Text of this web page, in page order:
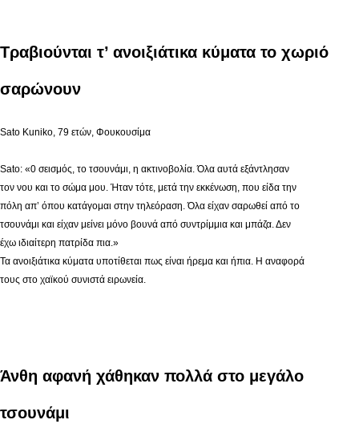
Τραβιούνται τ’ ανοιξιάτικα κύματα το χωριό
σαρώνουν
Sato Kuniko, 79 ετών, Φουκουσίμα
Sato: «0 σεισμός, το τσουνάμι, η ακτινοβολία. Όλα αυτά εξάντλησαν
τον νου και το σώμα μου. Ήταν τότε, μετά την εκκένωση, που είδα την
πόλη απ’ όπου κατάγομαι στην τηλεόραση. Όλα είχαν σαρωθεί από το
τσουνάμι και είχαν μείνει μόνο βουνά από συντρίμμια και μπάζα. Δεν
έχω ιδιαίτερη πατρίδα πια.»
Τα ανοιξιάτικα κύματα υποτίθεται πως είναι ήρεμα και ήπια. Η αναφορά
τους στο χαϊκού συνιστά ειρωνεία.
Άνθη αφανή χάθηκαν πολλά στο μεγάλο
τσουνάμι